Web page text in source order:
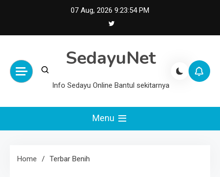
07 Aug, 2026 9:23:55 PM
SedayuNet
Info Sedayu Online Bantul sekitarnya
Menu
Home Terbar Benih